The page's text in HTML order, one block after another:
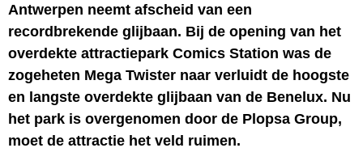
Antwerpen neemt afscheid van een
recordbrekende glijbaan. Bij de opening van het
overdekte attractiepark Comics Station was de
zogeheten Mega Twister naar verluidt de hoogste
en langste overdekte glijbaan van de Benelux. Nu
het park is overgenomen door de Plopsa Group,
moet de attractie het veld ruimen.